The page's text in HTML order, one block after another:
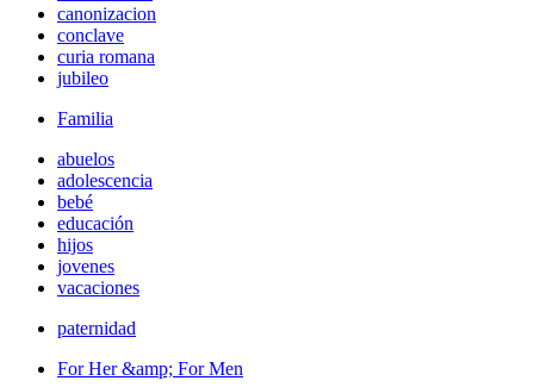
canonizacion
conclave
curia romana
jubileo
Familia
abuelos
adolescencia
bebé
educación
hijos
jovenes
vacaciones
paternidad
For Her &amp; For Men